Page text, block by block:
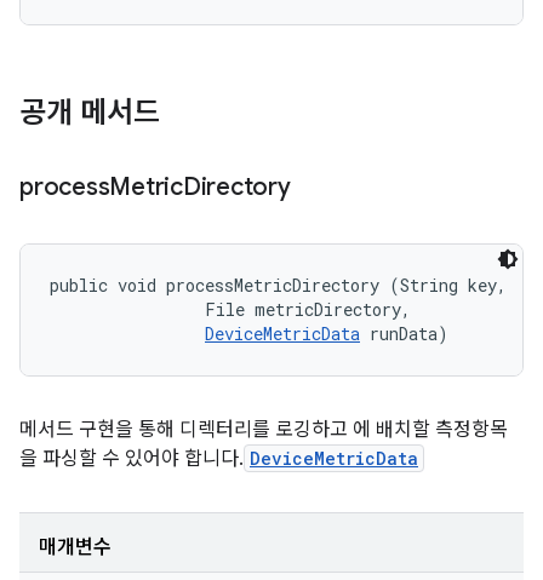
공개 메서드
processMetricDirectory
public void processMetricDirectory (String key,
                File metricDirectory,
DeviceMetricData runData)
메서드 구현을 통해 디렉터리를 로깅하고 에 배치할 측정항목
을 파싱할 수 있어야 합니다. DeviceMetricData
매개변수